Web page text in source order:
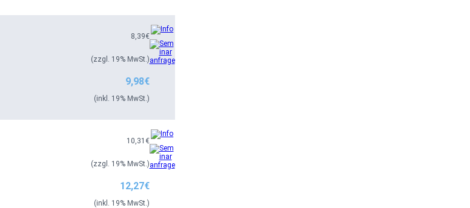
8,39€
(zzgl. 19% MwSt.)
9,98€
(inkl. 19% MwSt.)
10,31 €
(zzgl. 19% MwSt.)
12,27€
(inkl. 19% MwSt.)